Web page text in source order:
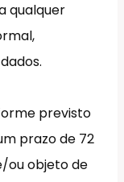
qualquer
previsto
prazo de 72
ou objeto de